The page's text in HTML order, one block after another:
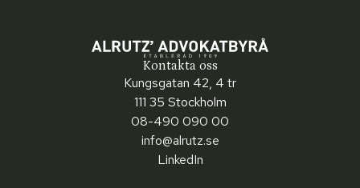
Kontakta oss
Kungsgatan 42, 4 tr
111 35 Stockholm
08-490 090 00
info@alrutz.se
LinkedIn